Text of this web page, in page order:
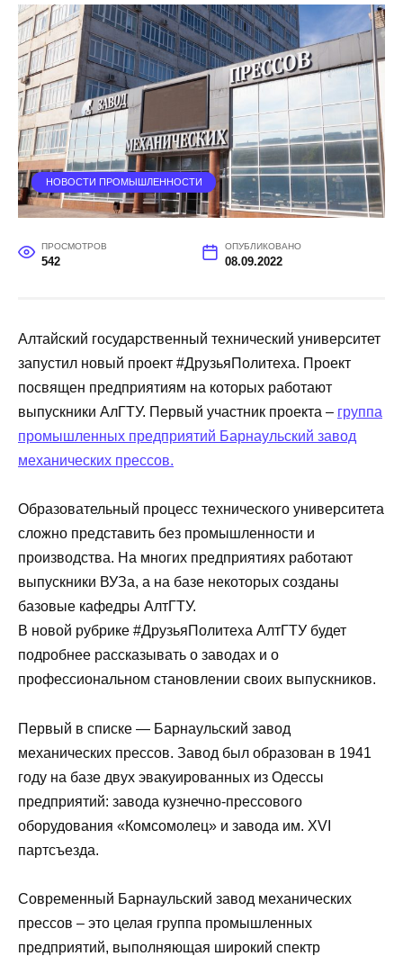
НОВОСТИ ПРОМЫШЛЕННОСТИ
ПРОСМОТРОВ
542
ОПУБЛИКОВАНО
08.09.2022
Алтайский государственный технический университет
запустил новый проект #ДрузьяПолитеха. Проект
посвящен предприятиям на которых работают
выпускники АлГТУ. Первый участник проекта – группа
промышленных предприятий Барнаульский завод
механических прессов.
Образовательный процесс технического университета
сложно представить без промышленности и
производства. На многих предприятиях работают
выпускники ВУЗа, а на базе некоторых созданы
базовые кафедры АлтГТУ.
В новой рубрике #ДрузьяПолитеха АлтГТУ будет
подробнее рассказывать о заводах и о
профессиональном становлении своих выпускников.
Первый в списке — Барнаульский завод
механических прессов. Завод был образован в 1941
году на базе двух эвакуированных из Одессы
предприятий: завода кузнечно-прессового
оборудования «Комсомолец» и завода им. XVI
партсъезда.
Современный Барнаульский завод механических
прессов – это целая группа промышленных
предприятий, выполняющая широкий спектр